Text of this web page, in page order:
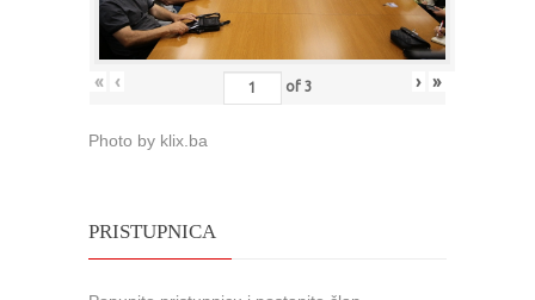
« ‹ of 3 › »
Photo by klix.ba
PRISTUPNICA